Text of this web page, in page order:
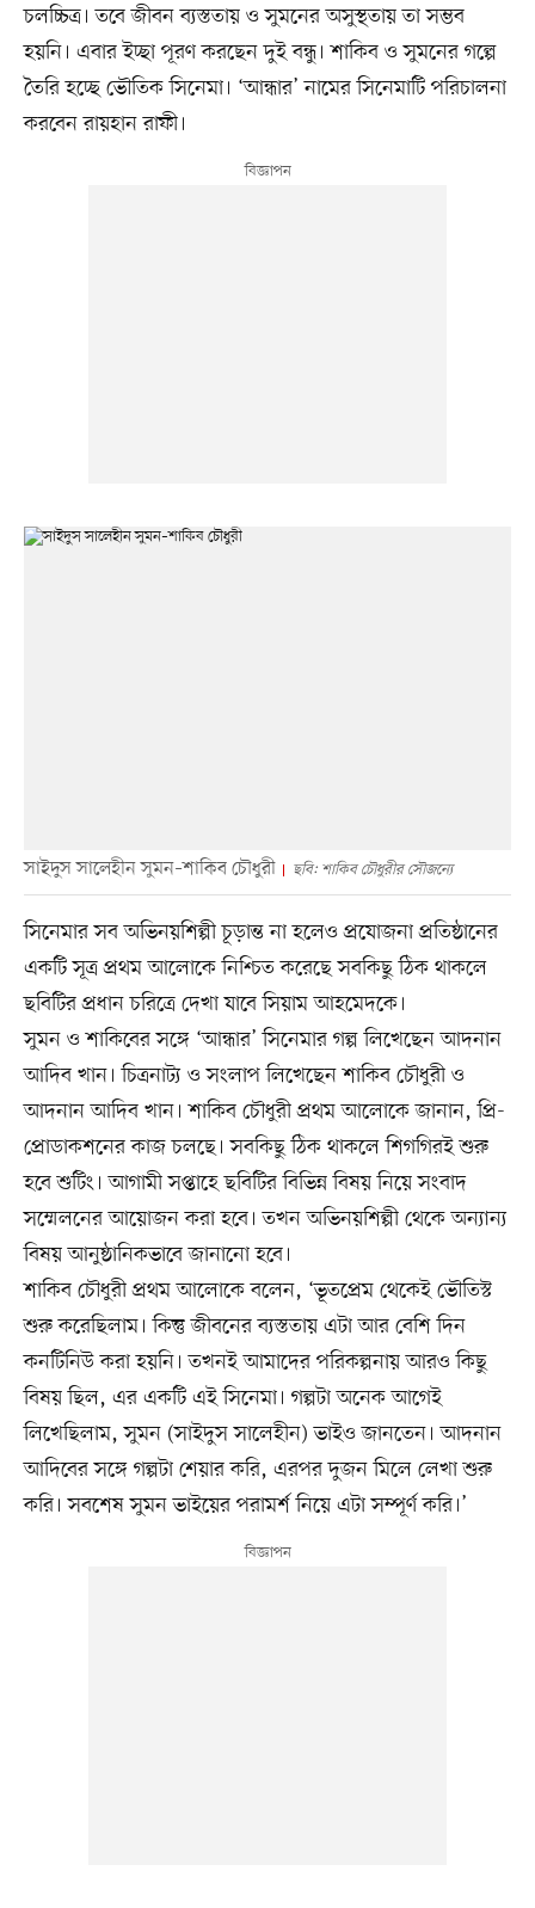
চলচ্চিত্র। তবে জীবন ব্যস্ততায় ও সুমনের অসুস্থতায় তা সম্ভব
হয়নি। এবার ইচ্ছা পূরণ করছেন দুই বন্ধু। শাকিব ও সুমনের গল্পে
তৈরি হচ্ছে ভৌতিক সিনেমা। ‘আন্ধার’ নামের সিনেমাটি পরিচালনা
করবেন রায়হান রাফী।
সাইদুস সালেহীন সুমন–শাকিব চৌধুরী ছবি: শাকিব চৌধুরীর সৌজন্যে
সিনেমার সব অভিনয়শিল্পী চূড়ান্ত না হলেও প্রযোজনা প্রতিষ্ঠানের
একটি সূত্র প্রথম আলোকে নিশ্চিত করেছে সবকিছু ঠিক থাকলে
ছবিটির প্রধান চরিত্রে দেখা যাবে সিয়াম আহমেদকে।
সুমন ও শাকিবের সঙ্গে ‘আন্ধার’ সিনেমার গল্প লিখেছেন আদনান
আদিব খান। চিত্রনাট্য ও সংলাপ লিখেছেন শাকিব চৌধুরী ও
আদনান আদিব খান। শাকিব চৌধুরী প্রথম আলোকে জানান, প্রি-
প্রোডাকশনের কাজ চলছে। সবকিছু ঠিক থাকলে শিগগিরই শুরু
হবে শুটিং। আগামী সপ্তাহে ছবিটির বিভিন্ন বিষয় নিয়ে সংবাদ
সম্মেলনের আয়োজন করা হবে। তখন অভিনয়শিল্পী থেকে অন্যান্য
বিষয় আনুষ্ঠানিকভাবে জানানো হবে।
শাকিব চৌধুরী প্রথম আলোকে বলেন, ‘ভূতপ্রেম থেকেই ভৌতিস্ট
শুরু করেছিলাম। কিন্তু জীবনের ব্যস্ততায় এটা আর বেশি দিন
কনটিনিউ করা হয়নি। তখনই আমাদের পরিকল্পনায় আরও কিছু
বিষয় ছিল, এর একটি এই সিনেমা। গল্পটা অনেক আগেই
লিখেছিলাম, সুমন (সাইদুস সালেহীন) ভাইও জানতেন। আদনান
আদিবের সঙ্গে গল্পটা শেয়ার করি, এরপর দুজন মিলে লেখা শুরু
করি। সবশেষ সুমন ভাইয়ের পরামর্শ নিয়ে এটা সম্পূর্ণ করি।’